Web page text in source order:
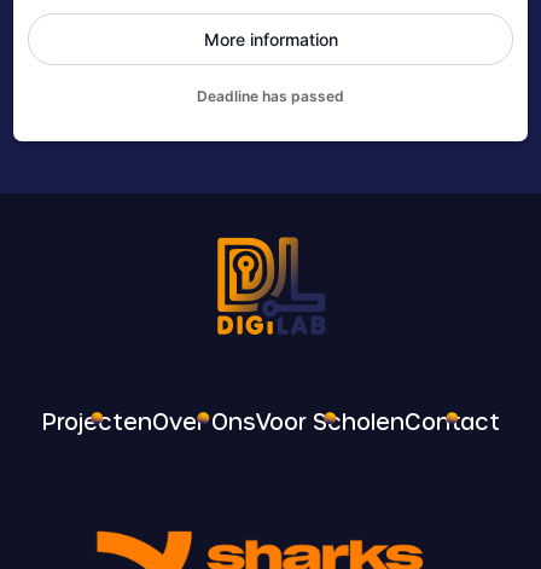
ProjectenOver OnsVoor ScholenContact